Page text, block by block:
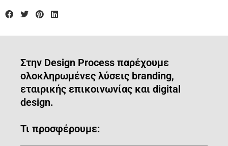
Στην Design Process παρέχουμε
ολοκληρωμένες λύσεις branding,
εταιρικής επικοινωνίας και digital
design.
Τι προσφέρουμε: